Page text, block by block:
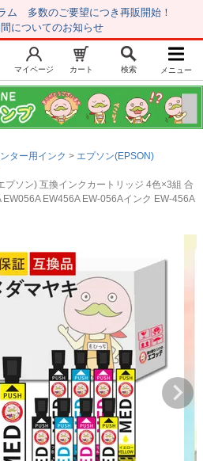
ム 多数のご要望につき再販開始！
についてのお知らせ
マイページ
お気に入り
レビュー履歴
マイページ カート 検索 メニュー
ター用インク
エプソン(EPSON)
プソン) 互換インクカートリッジ 4色×3組 合
EW456A EW-056Aインク EW-456A